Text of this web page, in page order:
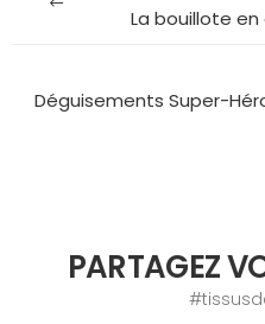
La bouillote en
Déguisements Super-
PARTAGEZ